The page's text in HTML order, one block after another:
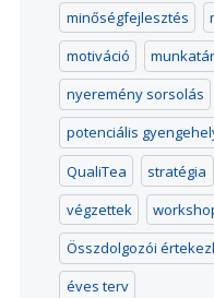
minőségfejlesztés
motiváció
nyeremény sorsolás
potenciális
QualiTea
stratégia
végzettek
Összdolgozói
éves terv